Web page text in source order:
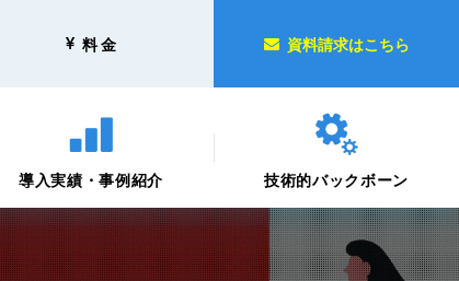
導入実績・事例紹介 技術的バックボーン
料 金 資料請求はこちら